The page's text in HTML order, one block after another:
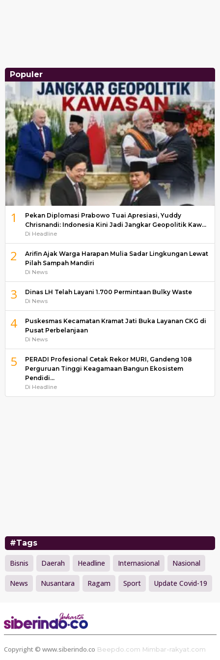
Populer
1
Pekan Diplomasi Prabowo Tuai Apresiasi, Yuddy
Chrisnandi: Indonesia Kini Jadi Jangkar Geopolitik Kaw…
Di Headline
2
Arifin Ajak Warga Harapan Mulia Sadar Lingkungan Lewat
Pilah Sampah Mandiri
Di News
3 Dinas LH Telah Layani 1.700 Permintaan Bulky Waste
Di News
4
Puskesmas Kecamatan Kramat Jati Buka Layanan CKG di
Pusat Perbelanjaan
Di News
5
PERADI Profesional Cetak Rekor MURI, Gandeng 108
Perguruan Tinggi Keagamaan Bangun Ekosistem
Pendidi…
Di Headline
#Tags
Bisnis Daerah Headline Internasional Nasional
News Nusantara Ragam Sport Update Covid-19
Copyright © www.siberindo.co Beepdo.com Mimbar-rakyat.com